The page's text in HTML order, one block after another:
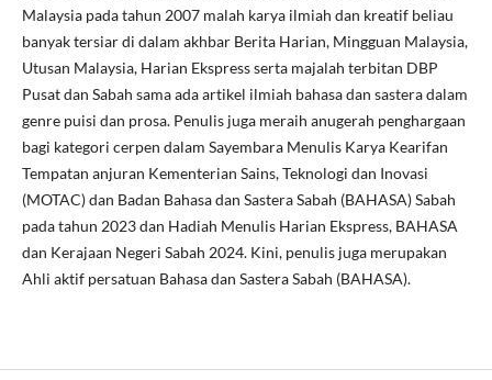
Malaysia pada tahun 2007 malah karya ilmiah dan kreatif beliau
banyak tersiar di dalam akhbar Berita Harian, Mingguan Malaysia,
Utusan Malaysia, Harian Ekspress serta majalah terbitan DBP
Pusat dan Sabah sama ada artikel ilmiah bahasa dan sastera dalam
genre puisi dan prosa. Penulis juga meraih anugerah penghargaan
bagi kategori cerpen dalam Sayembara Menulis Karya Kearifan
Tempatan anjuran Kementerian Sains, Teknologi dan Inovasi
(MOTAC) dan Badan Bahasa dan Sastera Sabah (BAHASA) Sabah
pada tahun 2023 dan Hadiah Menulis Harian Ekspress, BAHASA
dan Kerajaan Negeri Sabah 2024. Kini, penulis juga merupakan
Ahli aktif persatuan Bahasa dan Sastera Sabah (BAHASA).